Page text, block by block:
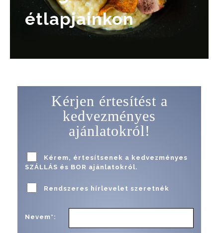
étlapjainkon
Kérjen értesítést a
kedvezményes
ajánlatokról!
Kérem, értesítsenek a kedvezményes
SZÁLLÁS és BOR ajánlatokról.
Rendszeres hírlevelet szeretnék
Nevem*: